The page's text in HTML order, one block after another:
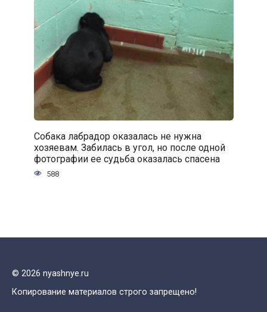
Собака лабрадор оказалась не нужна
хозяевам. Забилась в угол, но после одной
фотографии ее судьба оказалась спасена
588
© 2026 nyashnye.ru
Копирование материалов строго запрещено!